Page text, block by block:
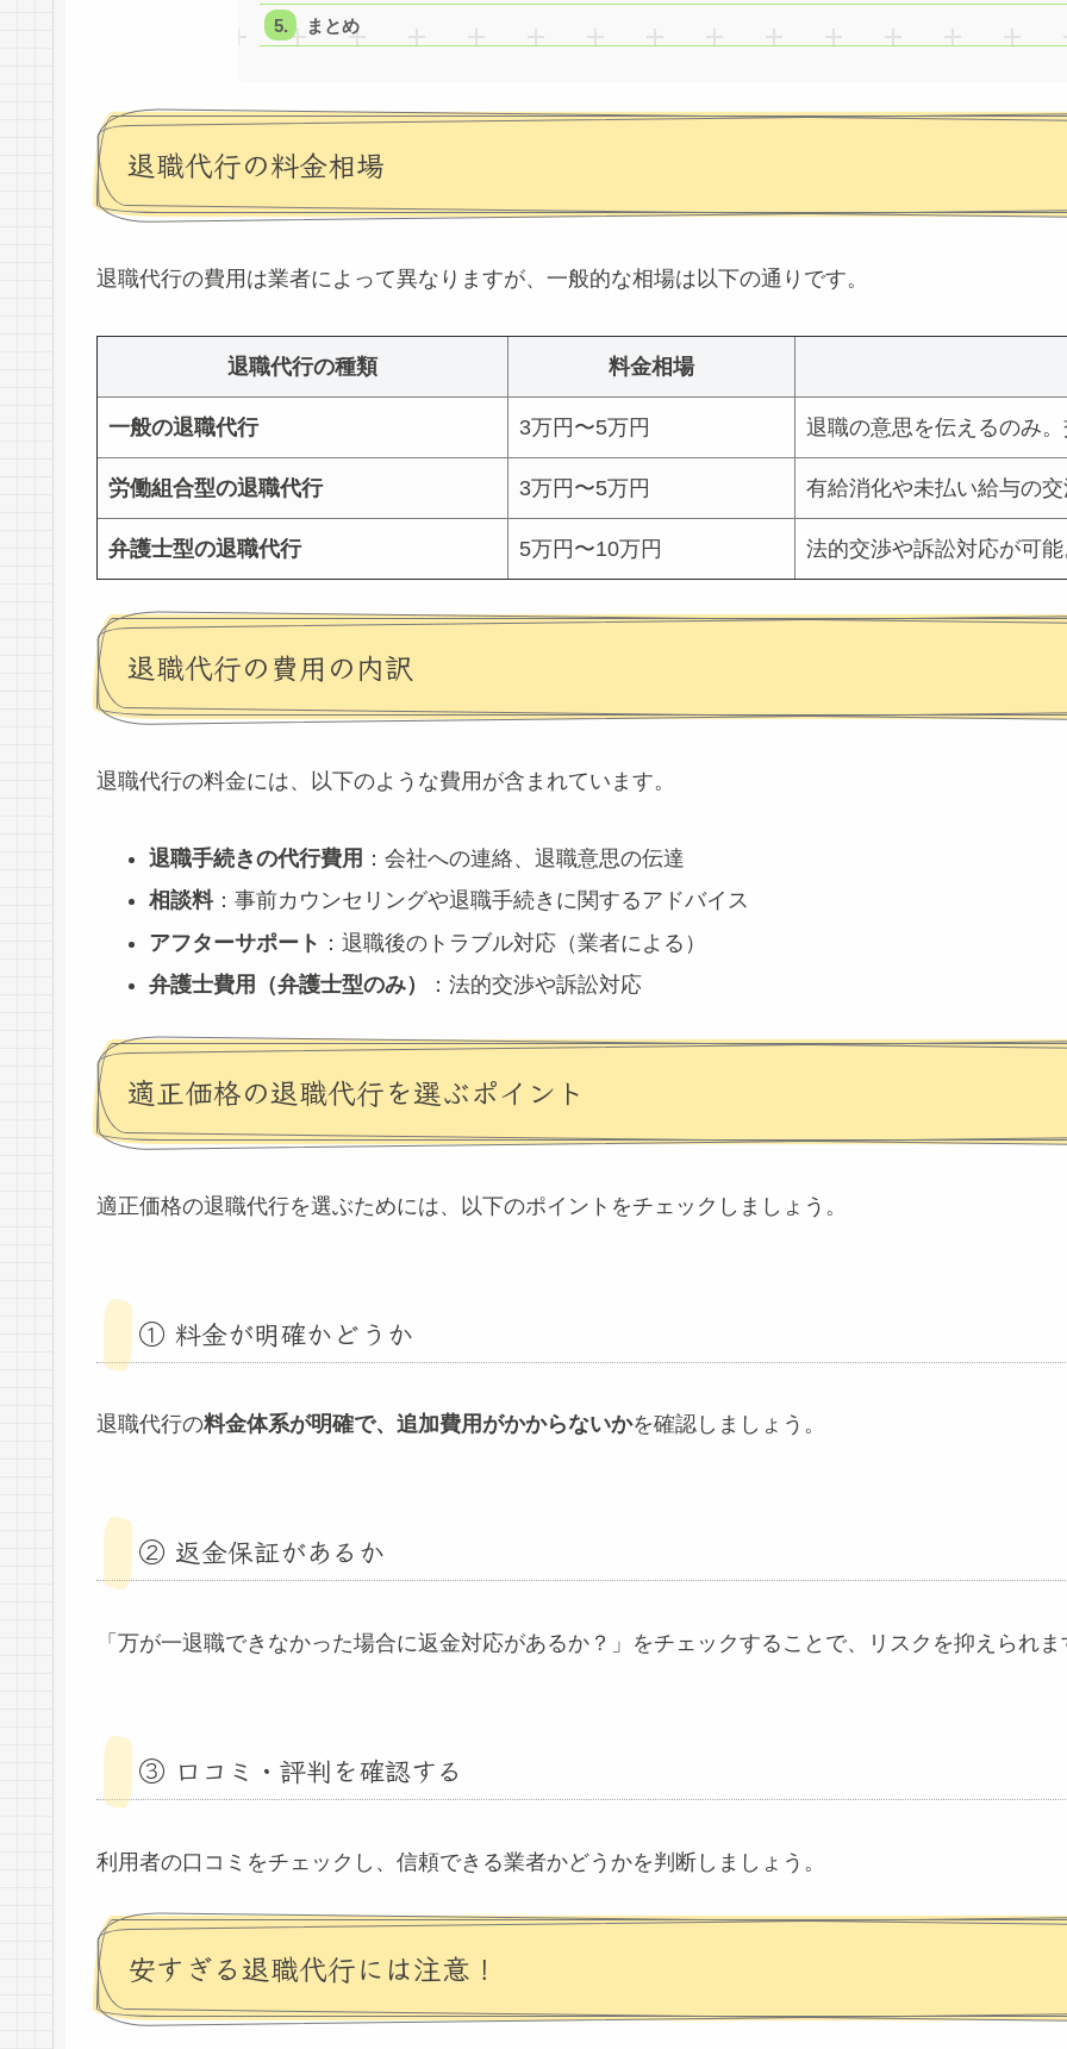
まとめ
退職代行の料金相場
退職代行の費用は業者によって異なりますが、一般的な相場は以下の通りです。
退職代行の種類 料金相場
一般の退職代行 3万円〜5万円 退職の意思を伝えるのみ
労働組合型の退職代行 3万円〜5万円 有給消化や未払い給与の
弁護士型の退職代行 5万円〜10万円 法的交渉や訴訟対応が可
退職代行の費用の内訳
退職代行の料金には、以下のような費用が含まれています。
退職手続きの代行費用 ：会社への連絡、退職意思の伝達
相談料：事前カウンセリングや退職手続きに関するアドバイス
アフターサポート ：退職後のトラブル対応（業者による）
弁護士費用（弁護士型のみ）
：法的交渉や訴訟対応
適正価格の退職代行を選ぶポイント
適正価格の退職代行を選ぶためには、以下のポイントをチェックしましょう。
① 料金が明確かどうか
退職代行の料金体系が明確で、追加費用がかからないかを確認しましょう。
② 返金保証があるか
「万が一退職できなかった場合に返金対応があるか？」をチェックすることで、リスクを抑えられま
③ 口コミ・評判を確認する
利用者の口コミをチェックし、信頼できる業者かどうかを判断しましょう。
安すぎる退職代行には注意！